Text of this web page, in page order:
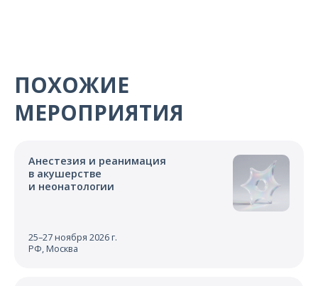
Карьера
ПОХОЖИЕ
МЕРОПРИЯТИЯ
Анестезия и реанимация
в акушерстве
и неонатологии
25–27 ноября 2026 г.
РФ, Москва